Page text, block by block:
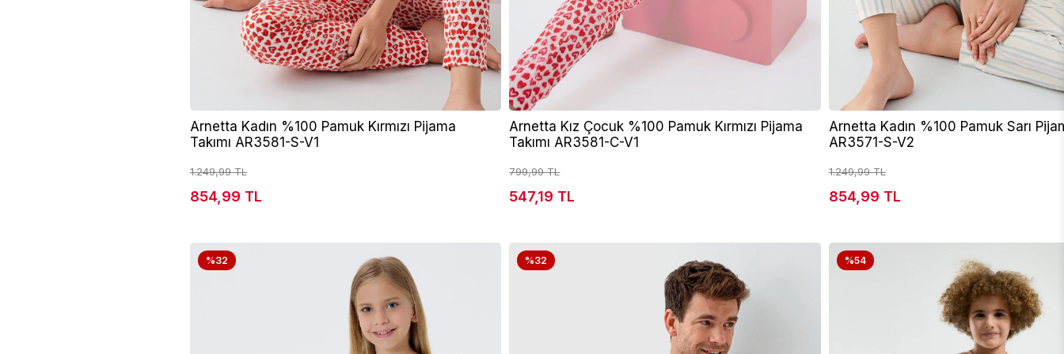
Arnetta Kadın %100 Pamuk Kırmızı Pijama
Takımı AR3581-S-V1
1.249,99 TL
854,99 TL
Arnetta Kız Çocuk %100 Pamuk Kırmızı Pijama
Takımı AR3581-C-V1
799,99 TL
547,19 TL
Arnetta Kadın %100 Pamuk Sarı
AR3571-S-V2
1.249,99 TL
854,99 TL
%32 %32 %54